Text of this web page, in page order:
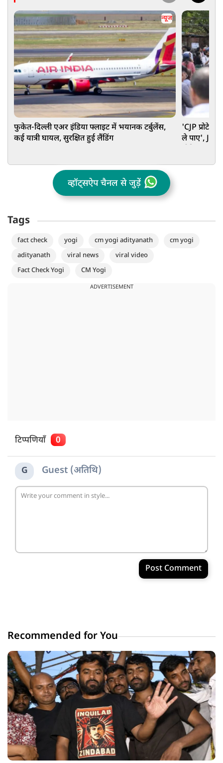
न्यूज
फुकेत-दिल्ली एअर इंडिया फ्लाइट में भयानक टर्बुलेंस,
कई यात्री घायल, सुरक्षित हुई लैंडिंग
'CJP
ले पाए', JNU
व्हॉट्सऐप चैनल से जुड़ें
Tags
fact check yogi cm yogi adityanath
cm yogi
adityanath
viral news
viral video
Fact Check Yogi
CM Yogi
ADVERTISEMENT
टिप्पणियाँ 0
G Guest (अतिथि)
Post Comment
Recommended for You